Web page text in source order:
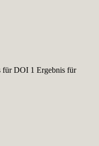
fürDOI 1 Ergebnis für